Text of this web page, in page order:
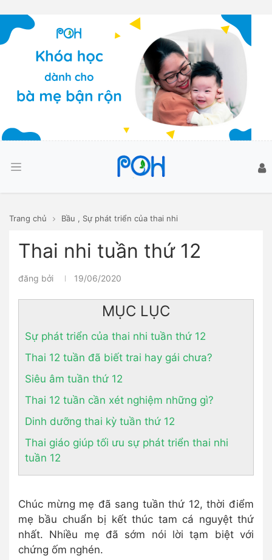
Trang chủ Bầu , Sự phát triển của thai nhi
Thai nhi tuần thứ 12
đăng bởi 19/06/2020
MỤC LỤC
Sự phát triển của thai nhi tuần thứ 12
Thai 12 tuần đã biết trai hay gái chưa?
Siêu âm tuần thứ 12
Thai 12 tuần cần xét nghiệm những gì?
Dinh dưỡng thai kỳ tuần thứ 12
Thai giáo giúp tối ưu sự phát triển thai nhi
tuần 12
Chúc mừng mẹ đã sang tuần thứ 12, thời điểm
mẹ bầu chuẩn bị kết thúc tam cá nguyệt thứ
nhất. Nhiều mẹ đã sớm nói lời tạm biệt với
chứng ốm nghén.